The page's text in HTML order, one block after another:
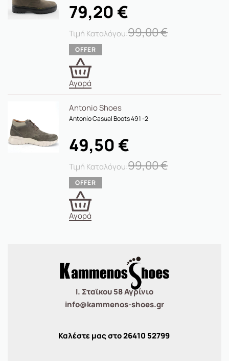
99,00€
79,20 €
Αγορά
Antonio Shoes
Antonio Casual Boots 491 -2
99,00€
49,50 €
Αγορά
Ι. Σταϊκου 58 Αγρίνιο
info@kammenos-shoes.gr
Καλέστε μας στο26410 52799